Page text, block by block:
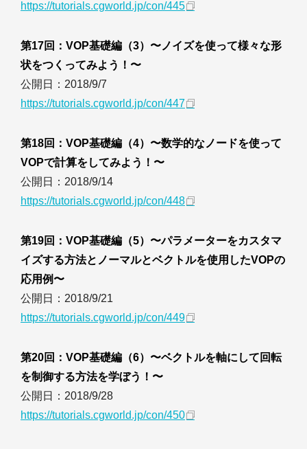
https://tutorials.cgworld.jp/con/445
第17回：VOP基礎編（3）〜ノイズを使って様々な形
状をつくってみよう！〜
公開日：2018/9/7
https://tutorials.cgworld.jp/con/447
第18回：VOP基礎編（4）〜数学的なノードを使って
VOPで計算をしてみよう！〜
公開日：2018/9/14
https://tutorials.cgworld.jp/con/448
第19回：VOP基礎編（5）〜パラメーターをカスタマ
イズする方法とノーマルとベクトルを使用したVOPの
応用例〜
公開日：2018/9/21
https://tutorials.cgworld.jp/con/449
第20回：VOP基礎編（6）〜ベクトルを軸にして回転
を制御する方法を学ぼう！〜
公開日：2018/9/28
https://tutorials.cgworld.jp/con/450